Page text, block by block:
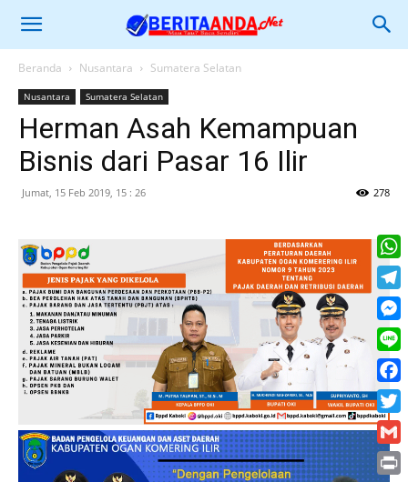
Beranda Nusantara Sumatera Selatan
Nusantara Sumatera Selatan
Herman Asah Kemampuan
Bisnis dari Pasar 16 Ilir
Jumat, 15 Feb 2019, 15 : 26 278
Line